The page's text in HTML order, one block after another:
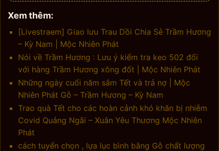
Xem thêm:
[Livestraem] Giao lưu Trau Dồi Chia Sẻ Trầm Hương
– Kỳ Nam | Mộc Nhiên Phát
Nói về Trầm Hương : Lưu ý kiểm tra keo 502 đối
với hàng Trầm Hương xông đốt | Mộc Nhiên Phát
Những ngày cuối năm sắm Tết và trả nợ | Mộc
Nhiên Phát Gỗ – Trầm Hương – Kỳ Nam
Trao quà Tết cho các hoàn cảnh khó khăn bị nhiễm
Covid Quảng Ngãi – Xuân Yêu Thương Mộc Nhiên
Phát
cách tuyển chọn , lựa lục bình bằng Gỗ chất lượng